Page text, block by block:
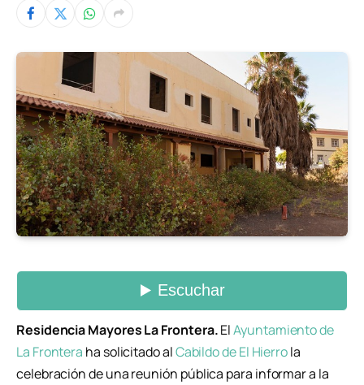
Residencia Mayores La Frontera.ElAyuntamiento de
La Frontera ha solicitado alCabildo de El Hierrola
celebración de una reunión pública para informar a la